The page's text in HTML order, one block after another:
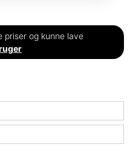
og kunne lave